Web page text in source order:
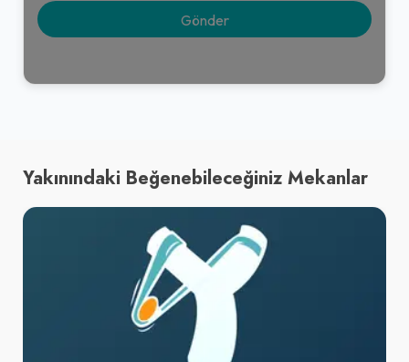
Yakınındaki Beğenebileceğiniz Mekanlar